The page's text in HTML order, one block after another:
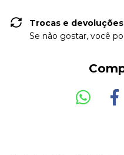
Trocas e devoluções
Se não gostar, você